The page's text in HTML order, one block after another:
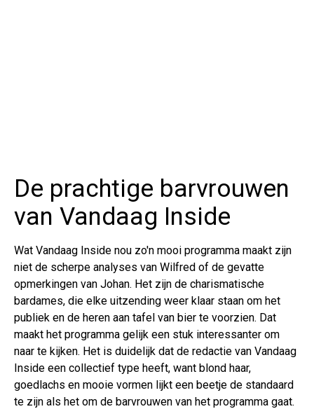
De prachtige barvrouwen
van Vandaag Inside
Wat Vandaag Inside nou zo'n mooi programma maakt zijn
niet de scherpe analyses van Wilfred of de gevatte
opmerkingen van Johan. Het zijn de charismatische
bardames, die elke uitzending weer klaar staan om het
publiek en de heren aan tafel van bier te voorzien. Dat
maakt het programma gelijk een stuk interessanter om
naar te kijken. Het is duidelijk dat de redactie van Vandaag
Inside een collectief type heeft, want blond haar,
goedlachs en mooie vormen lijkt een beetje de standaard
te zijn als het om de barvrouwen van het programma gaat.